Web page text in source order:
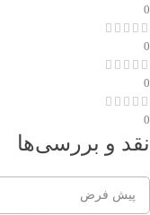
0
0
0
0
نقد و بررسی‌ها